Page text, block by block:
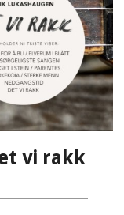
vi rakk